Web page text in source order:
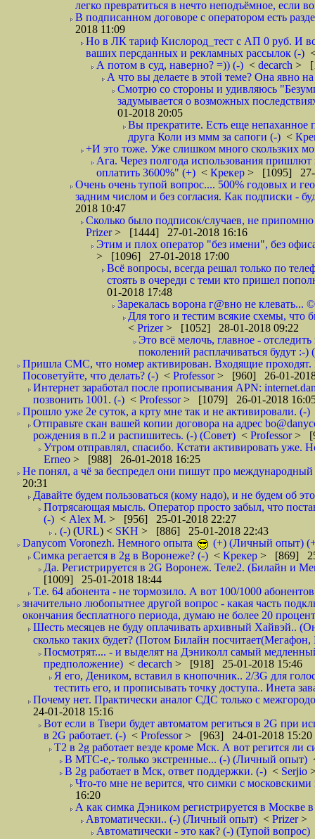
легко превратиться в нечто неподъёмное, если
В подписанном договоре с оператором есть
2018 11:09
Но в ЛК тариф Кислород_тест с АП 0 руб. И
ваших персданных и рекламных рассылок (-)
А потом в суд, наверно? =)) (-) < decarch >
А что вы делаете в этой теме? Она явно
Смотрю со стороны и удивляюсь
задумывается о возможных
01-2018 20:05
Вы прекратите. Есть еще непаханное
друга Коли из ммм за сапоги (-) <
+И это тоже. Уже слишком много скользких
Ага. Через полгода использования
оплатить 3600%" (+) < Крекер > [1095] 27-
Очень очень тупой вопрос.... 500% годовых и
задним числом и без согласия. Как подписки -
2018 10:47
Сколько было подписок/случаев, не
Prizer> [1444] 27-01-2018 16:16
Этим и плох оператор "без имени", без
> [1096] 27-01-2018 17:00
Всё вопросы, всегда решал только по
стоять в очереди с теми кто пришел
01-2018 17:48
Зарекалась ворона г@вно не клевать...
Для того и тестим всякие схемы, что
< Prizer> [1052] 28-01-2018 09:22
Это всё мелочь, главное -
поколений расплачиваться будут :-)
Пришла СМС, что номер активирован. Входящие проходят.
Посоветуйте, что делать? (-) < Professor> [960] 26-01-
Интернет заработал после прописывания APN:
позвонить 1001. (-) < Professor> [1079] 26-01-2018
Прошло уже 2е суток, а крту мне так и не активировали. (-)
Отправьте скан вашей копии договора на адрес
рождения в п.2 и распишитесь. (-) (Совет) < Professor>
Утром отправлял, спасибо. Кстати активировать уже.
Erneo > [988] 26-01-2018 16:25
Не понял, а чё за беспредел они пишут про
20:31
Давайте будем пользоваться (кому надо), и не будем об
Потрясающая мысль. Оператор просто забыл, что
(-) < Alex M. > [956] 25-01-2018 22:27
. (-) (URL) < SKH > [886] 25-01-2018 22:43
Danycom Voronezh. Немного опыта
(+) (Личный опыт)
Симка регается в 2g в Воронеже? (-) < Крекер > [869]
Да. Регистрируется в 2G Воронеж. Теле2. (Билайн и
[1009] 25-01-2018 18:44
Т.е. 64 абонента - не тормозило. А вот 100/1000
значительно любопытнее другой вопрос - какая часть
окончания бесплатного периода, думаю не более 20
Шесть месяцев не буду оплачивать архивный Хайвэй..
сколько таких будет? (Потом Билайн
Посмотрят.... - и выделят на Дэниколл самый
предположение) < decarch > [918] 25-01-2018 15:46
Я его, Деником, вставил в кнопочник.. 2/3G для
тестить его, и прописывать точку доступа.. Инета
Почему нет. Практически аналог СДС только с
24-01-2018 15:16
Вот если в Твери будет автоматом региться в 2G при
в 2G работает. (-) < Professor> [963] 24-01-2018 15:20
T2 в 2g работает везде кроме Мск. А вот регится
В МТС-е,- только экстренные... (-) (Личный опыт)
В 2g работает в Мск, ответ поддержки. (-) < Serjio
Что-то мне не верится, что симки с
16:20
А как симка Дэником регистрируется в Москве
Автоматически.. (-) (Личный опыт) < Prizer>
Автоматически - это как? (-) (Тупой вопрос)